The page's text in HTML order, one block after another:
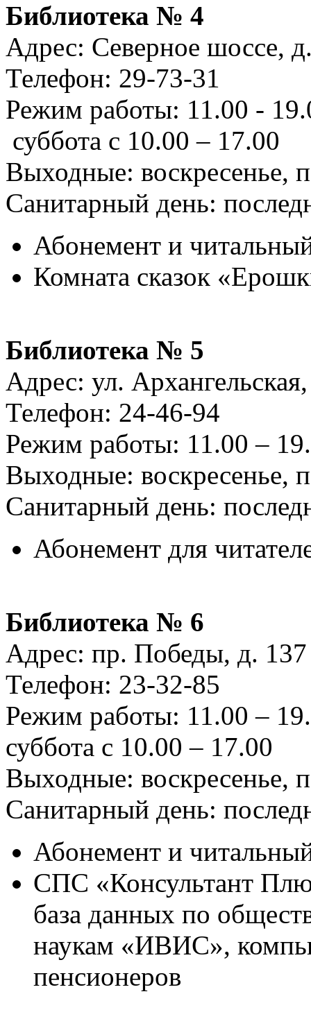
Библиотека № 4
Адрес: Северное шоссе,
Телефон: 29-73-31
Режим работы: 11.00 -
суббота с 10.00 – 17.00
Выходные: воскресенье,
Санитарный день:
Абонемент и
Комната сказок
Библиотека № 5
Адрес: ул.
Телефон: 24-46-94
Режим работы: 11.00 –
Выходные: воскресенье,
Санитарный день:
Абонемент для
Библиотека № 6
Адрес: пр. Победы, д. 137
Телефон: 23-32-85
Режим работы: 11.00 –
суббота с 10.00 – 17.00
Выходные: воскресенье,
Санитарный день:
Абонемент и
СПС «Консультант
база данных по
наукам «ИВИС»,
пенсионеров